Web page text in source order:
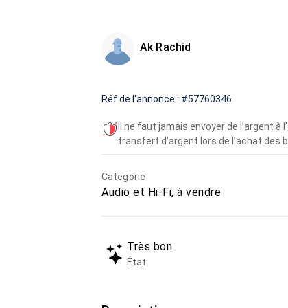
Ak Rachid
Réf de l'annonce : #57760346
Il ne faut jamais envoyer de l’argent
transfert d’argent lors de l’achat des
Categorie
Audio et Hi-Fi, à vendre
Très bon
État